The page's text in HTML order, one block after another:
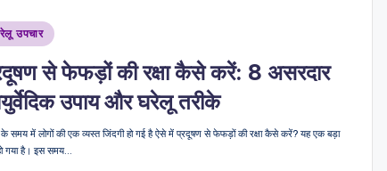
उपचार
से फेफड़ों की रक्षा कैसे करें: 8 असरदार
उपाय और घरेलू तरीके
समय में लोगों की एक व्यस्त जिंदगी हो गई है ऐसे में प्रदूषण से फेफड़ों की रक्षा कैसे करें? यह एक बड़ा
हो गया है। इस समय…